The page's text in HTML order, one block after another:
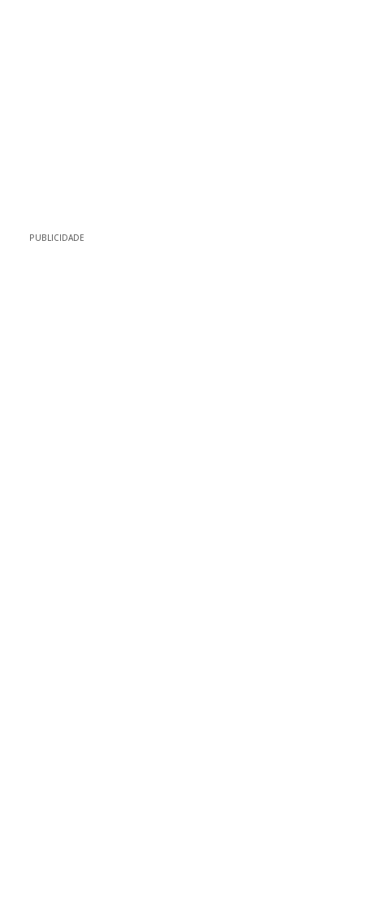
PUBLICIDADE